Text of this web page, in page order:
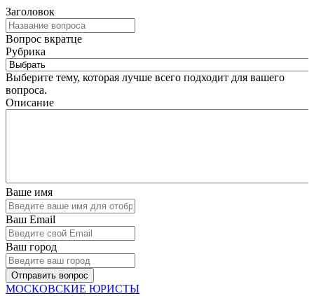
Заголовок
Вопрос вкратце
Рубрика
Выберите тему, которая лучше всего подходит для вашего
вопроса.
Описание
Ваше имя
Ваш Email
Ваш город
Отправить вопрос
МОСКОВСКИЕ ЮРИСТЫ